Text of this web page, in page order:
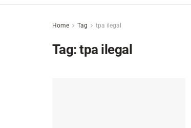
Home Tag tpa ilegal
Tag:tpa ilegal